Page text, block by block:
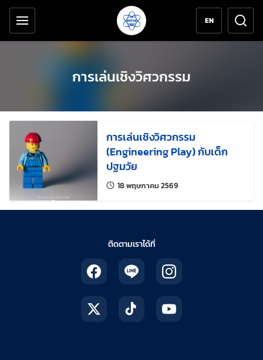
ข้ามไปยังเนื้อหาหลัก
เครื่องมือช่วยเหลือ
EN
การเล่นเชิงวิศวกรรม
การเล่นเชิงวิศวกรรม
(Engineering Play) กับเด็ก
ปฐมวัย
18 พฤษภาคม 2569แก้ไขล่าสุดเมื่อ:
ติดตามเราได้ที่